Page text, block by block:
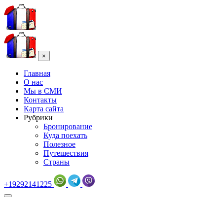
×
Главная
О нас
Мы в СМИ
Контакты
Карта сайта
Рубрики
Бронирование
Куда поехать
Полезное
Путешествия
Страны
+19292141225